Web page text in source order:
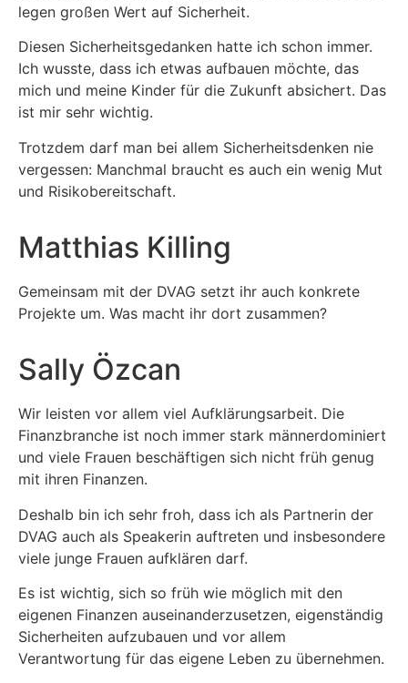
legen großen Wert auf Sicherheit.
Diesen Sicherheitsgedanken hatte ich schon immer.
Ich wusste, dass ich etwas aufbauen möchte, das
mich und meine Kinder für die Zukunft absichert. Das
ist mir sehr wichtig.
Trotzdem darf man bei allem Sicherheitsdenken nie
vergessen: Manchmal braucht es auch ein wenig Mut
und Risikobereitschaft.
Matthias Killing
Gemeinsam mit der DVAG setzt ihr auch konkrete
Projekte um. Was macht ihr dort zusammen?
Sally Özcan
Wir leisten vor allem viel Aufklärungsarbeit. Die
Finanzbranche ist noch immer stark männerdominiert
und viele Frauen beschäftigen sich nicht früh genug
mit ihren Finanzen.
Deshalb bin ich sehr froh, dass ich als Partnerin der
DVAG auch als Speakerin auftreten und insbesondere
viele junge Frauen aufklären darf.
Es ist wichtig, sich so früh wie möglich mit den
eigenen Finanzen auseinanderzusetzen, eigenständig
Sicherheiten aufzubauen und vor allem
Verantwortung für das eigene Leben zu übernehmen.